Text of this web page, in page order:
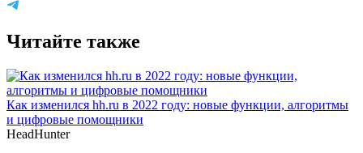
Читайте также
Как изменился hh.ru в 2022 году: новые функции, алгоритмы
и цифровые помощники
HeadHunter